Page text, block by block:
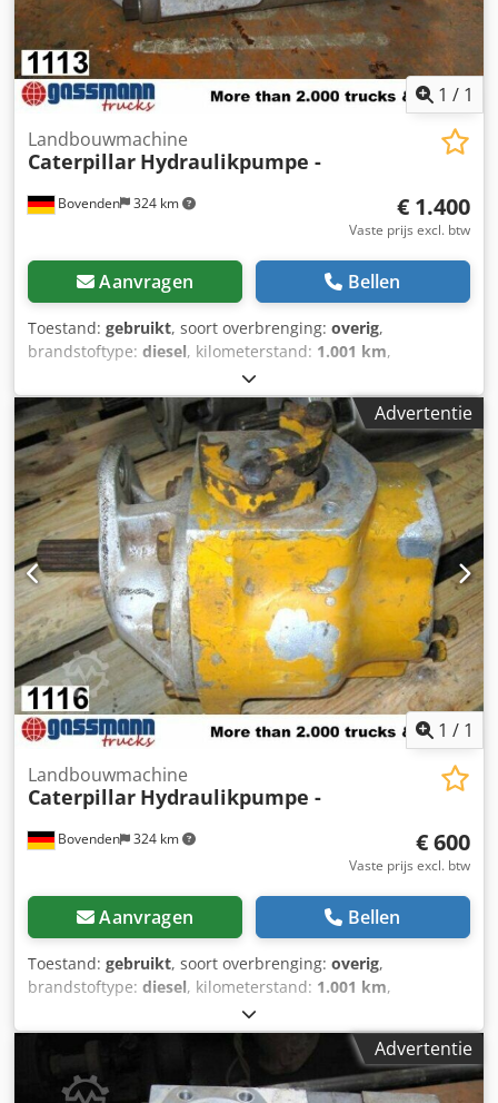
1 / 1
Bovenden 324 km
Landbouwmachine
Caterpillar Hydraulikpumpe -
€ 1.400
Vaste prijs excl. btw
Aanvragen Bellen
Toestand: gebruikt, soort overbrenging: overig,
brandstoftype: diesel, kilometerstand: 1.001 km,
, Voertuiglocatie: Bovenden,
Opbouw: Hydrauliekpomp GEBRUIKT Nr.: 10749J4027.
ACCESSOIREN-INFORMATIE ZONDER GARANTIE,
wijzigingen, tussentijdse verkoop en vergissingen
voorbehouden! Credpei Rpa Djfx Ai Sjf
Advertentie
1 / 1
Bovenden 324 km
Landbouwmachine
Caterpillar Hydraulikpumpe -
€ 600
Vaste prijs excl. btw
Aanvragen Bellen
Toestand: gebruikt, soort overbrenging: overig,
brandstoftype: diesel, kilometerstand: 1.001 km,
, Voertuiglocatie: Bovenden,
Opbouw: hydrauliekpomp GEBRUIKT Nr.: 4728J7392.
ACCESSOIRE-INFORMATIE ZONDER GARANTIE, wijzigingen,
tussentijdse verkoop en fouten voorbehouden! Crsdpfx
Advertentie